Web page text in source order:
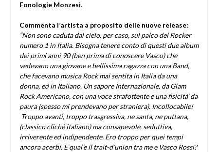
Fonologie Monzesi.
Commenta l’artista a proposito delle nuove release:
“Non sono caduta dal cielo, per caso, sul palco del Rocker
numero 1 in Italia. Bisogna tenere conto di questi due album
dei primi anni 90 (ben prima di conoscere Vasco) che
vedevano una giovane e bellissima ragazza con una Band,
che facevano musica Rock mai sentita in Italia da una
donna, ed in Italiano. Un sapore Internazionale, da Glam
Rock Americano, con una voce strafottente e una fisicità’ da
paura (spesso mi prendevano per straniera). Incollocabile!
Troppo avanti, troppo trasgressiva, ne santa, ne puttana,
(classico cliché italiano) ma consapevole, seduttiva,
irriverente ed indipendente. Ero troppo per quei tempi
ancora acerbi. E qual’e il trait-d’union tra me e Vasco Rossi?